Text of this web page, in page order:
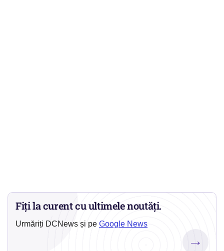
Fiți la curent cu ultimele noutăți.
Urmăriți DCNews și pe Google News
→